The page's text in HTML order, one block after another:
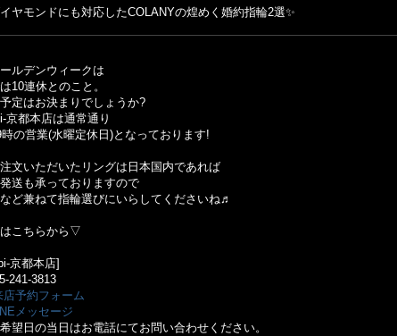
ヤモンドにも対応したCOLANYの煌めく婚約指輪2選✨
ルデンウィークは
10連休とのこと。
定はお決まりでしょうか?
京都本店は通常通り
の営業(水曜定休日)となっております!
文いただいたリングは日本国内であれば
送も承っておりますので
ど兼ねて指輪選びにいらしてくださいね♬
こちらから▽
京都本店]
241-3813
店予約フォーム
メッセージ
望日の当日はお電話にてお問い合わせください。